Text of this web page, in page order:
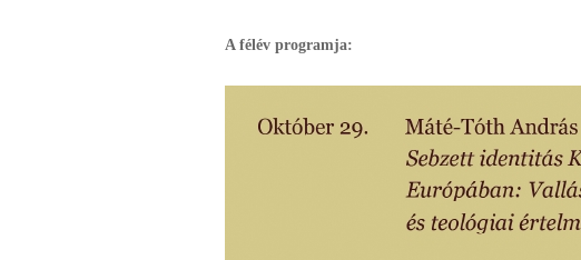
A félév programja: